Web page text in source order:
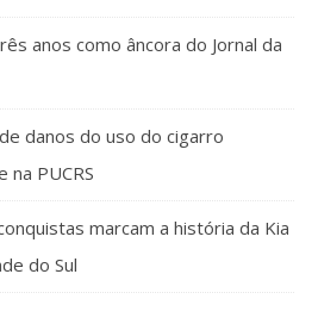
anos como âncora do Jornal da
danos do uso do cigarro
PUCRS
marcam a história da Kia
do Sul